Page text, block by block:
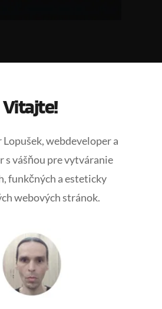
Vitajte!
webdeveloper a
s vášňou pre vytváranie
funkčných a esteticky
webových stránok.